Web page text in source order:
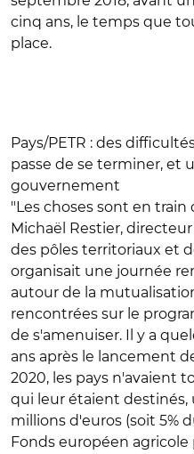
cinq ans, le temps que
place.
Pays/PETR : des
passe de se terminer, et
gouvernement
"Les choses sont en train
Michaël Restier,
des pôles territoriaux et
organisait une journée
autour de la
rencontrées sur le
de s'amenuiser. Il y a
ans après le lancement
2020, les pays n'avaient
qui leur étaient destinés,
millions d'euros (soit 5%
Fonds européen